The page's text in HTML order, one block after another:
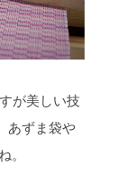
が美しい技
あずま袋や